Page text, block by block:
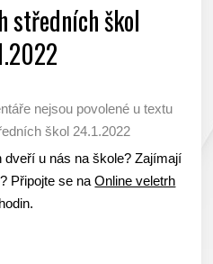
středních škol
nejsou povolené u textu
škol 24.1.2022
dveří u nás na škole? Zajímají
Připojte se naOnline veletrh